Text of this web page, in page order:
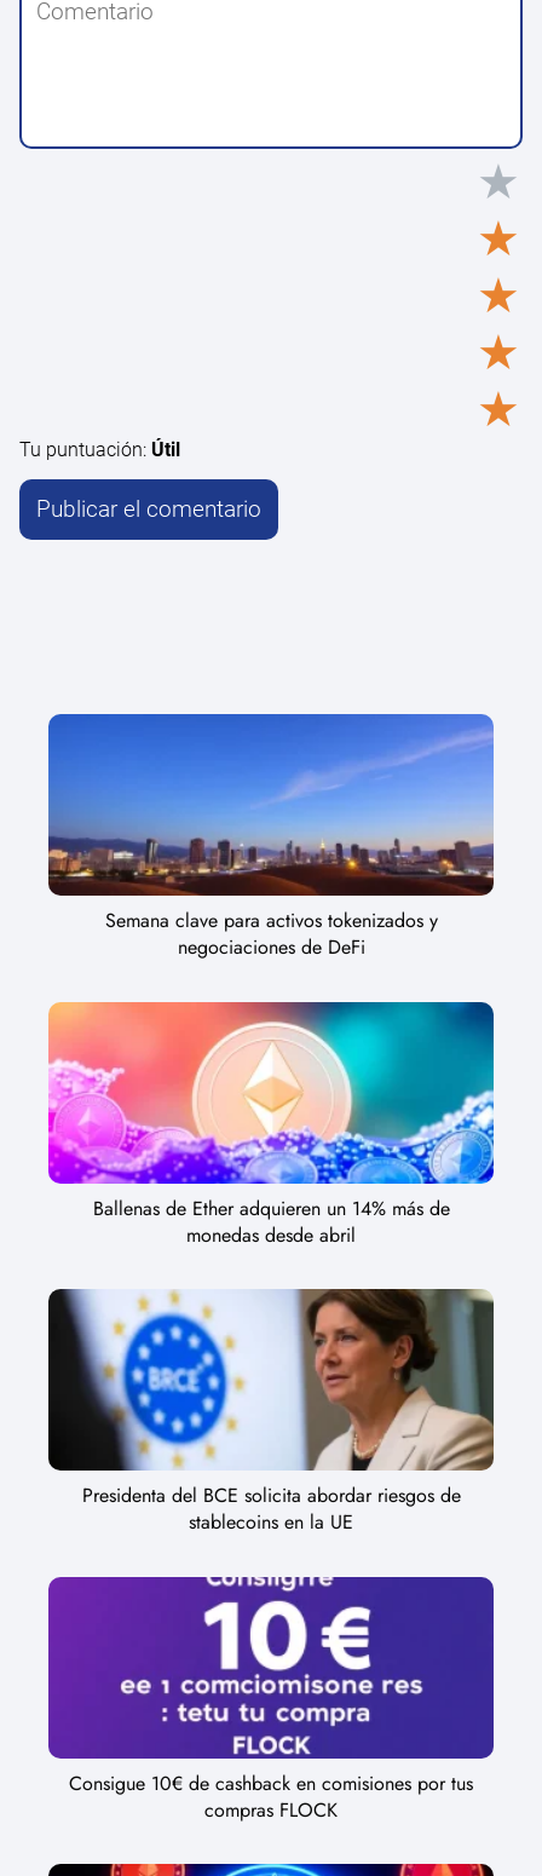
★
★
★
★
★
Tu puntuación: Útil
Semana clave para activos tokenizados y
negociaciones de DeFi
Ballenas de Ether adquieren un 14% más de
monedas desde abril
Presidenta del BCE solicita abordar riesgos de
stablecoins en la UE
Consigue 10€ de cashback en comisiones por tus
compras FLOCK